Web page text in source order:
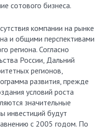
сотового бизнеса.
компании на рынке
и общими перспективами
региона. Согласно
России, Дальний
регионов,
развития, прежде
условий роста
значительные
инвестиций будут
с 2005 годом. По